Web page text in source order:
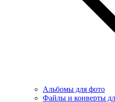
Альбомы для фото
Файлы и конверты